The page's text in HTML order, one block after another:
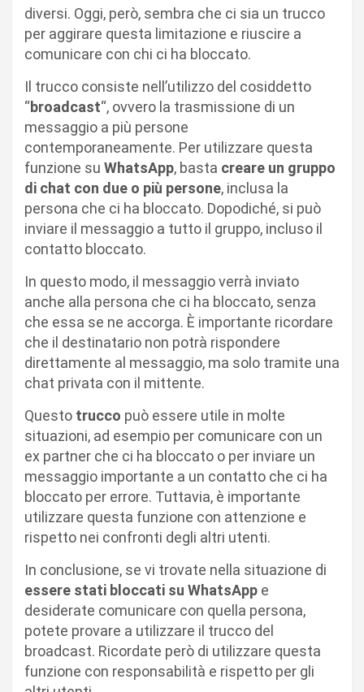
diversi. Oggi, però, sembra che ci sia un trucco
per aggirare questa limitazione e riuscire a
comunicare con chi ci ha bloccato.
Il trucco consiste nell’utilizzo del cosiddetto
“broadcast“, ovvero la trasmissione di un
messaggio a più persone
contemporaneamente. Per utilizzare questa
funzione su WhatsApp, basta creare un gruppo
di chat con due o più persone, inclusa la
persona che ci ha bloccato. Dopodiché, si può
inviare il messaggio a tutto il gruppo, incluso il
contatto bloccato.
In questo modo, il messaggio verrà inviato
anche alla persona che ci ha bloccato, senza
che essa se ne accorga. È importante ricordare
che il destinatario non potrà rispondere
direttamente al messaggio, ma solo tramite una
chat privata con il mittente.
Questo trucco può essere utile in molte
situazioni, ad esempio per comunicare con un
ex partner che ci ha bloccato o per inviare un
messaggio importante a un contatto che ci ha
bloccato per errore. Tuttavia, è importante
utilizzare questa funzione con attenzione e
rispetto nei confronti degli altri utenti.
In conclusione, se vi trovate nella situazione di
essere stati bloccati su WhatsApp e
desiderate comunicare con quella persona,
potete provare a utilizzare il trucco del
broadcast. Ricordate però di utilizzare questa
funzione con responsabilità e rispetto per gli